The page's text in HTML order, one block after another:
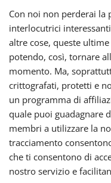
Con noi non perderai la
interlocutrici
altre cose, queste ultime
potendo, così, tornare
momento. Ma,
crittografati, protetti e
un programma di
quale puoi guadagnare
membri a utilizzare la
tracciamento
che ti consentono di
nostro servizio e